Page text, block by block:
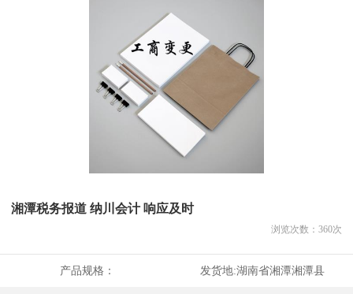
湘潭税务报道 纳川会计 响应及时
浏览次数： 360次
产品规格： 发货地:湖南省湘潭湘潭县